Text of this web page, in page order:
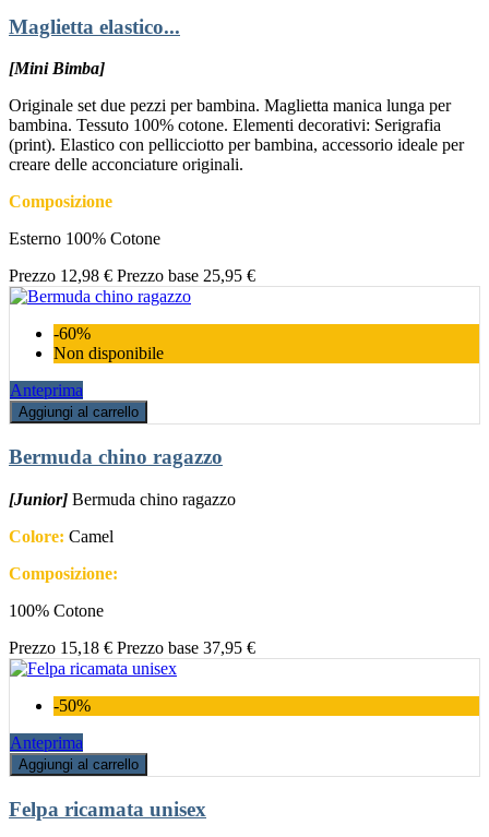
Maglietta elastico...
[Mini Bimba]
Originale set due pezzi per bambina. Maglietta manica lunga per
bambina. Tessuto 100% cotone. Elementi decorativi: Serigrafia
(print). Elastico con pellicciotto per bambina, accessorio ideale per
creare delle acconciature originali.
Composizione
Esterno 100% Cotone
Prezzo 12,98 € Prezzo base 25,95 €
-60%
Non disponibile
Anteprima
Aggiungi al carrello
Bermuda chino ragazzo
[Junior] Bermuda chino ragazzo
Colore: Camel
Composizione:
100% Cotone
Prezzo 15,18 € Prezzo base 37,95 €
-50%
Anteprima
Aggiungi al carrello
Felpa ricamata unisex